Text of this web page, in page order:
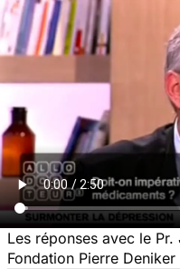
Les réponses avec le
Fondation Pierre Deniker